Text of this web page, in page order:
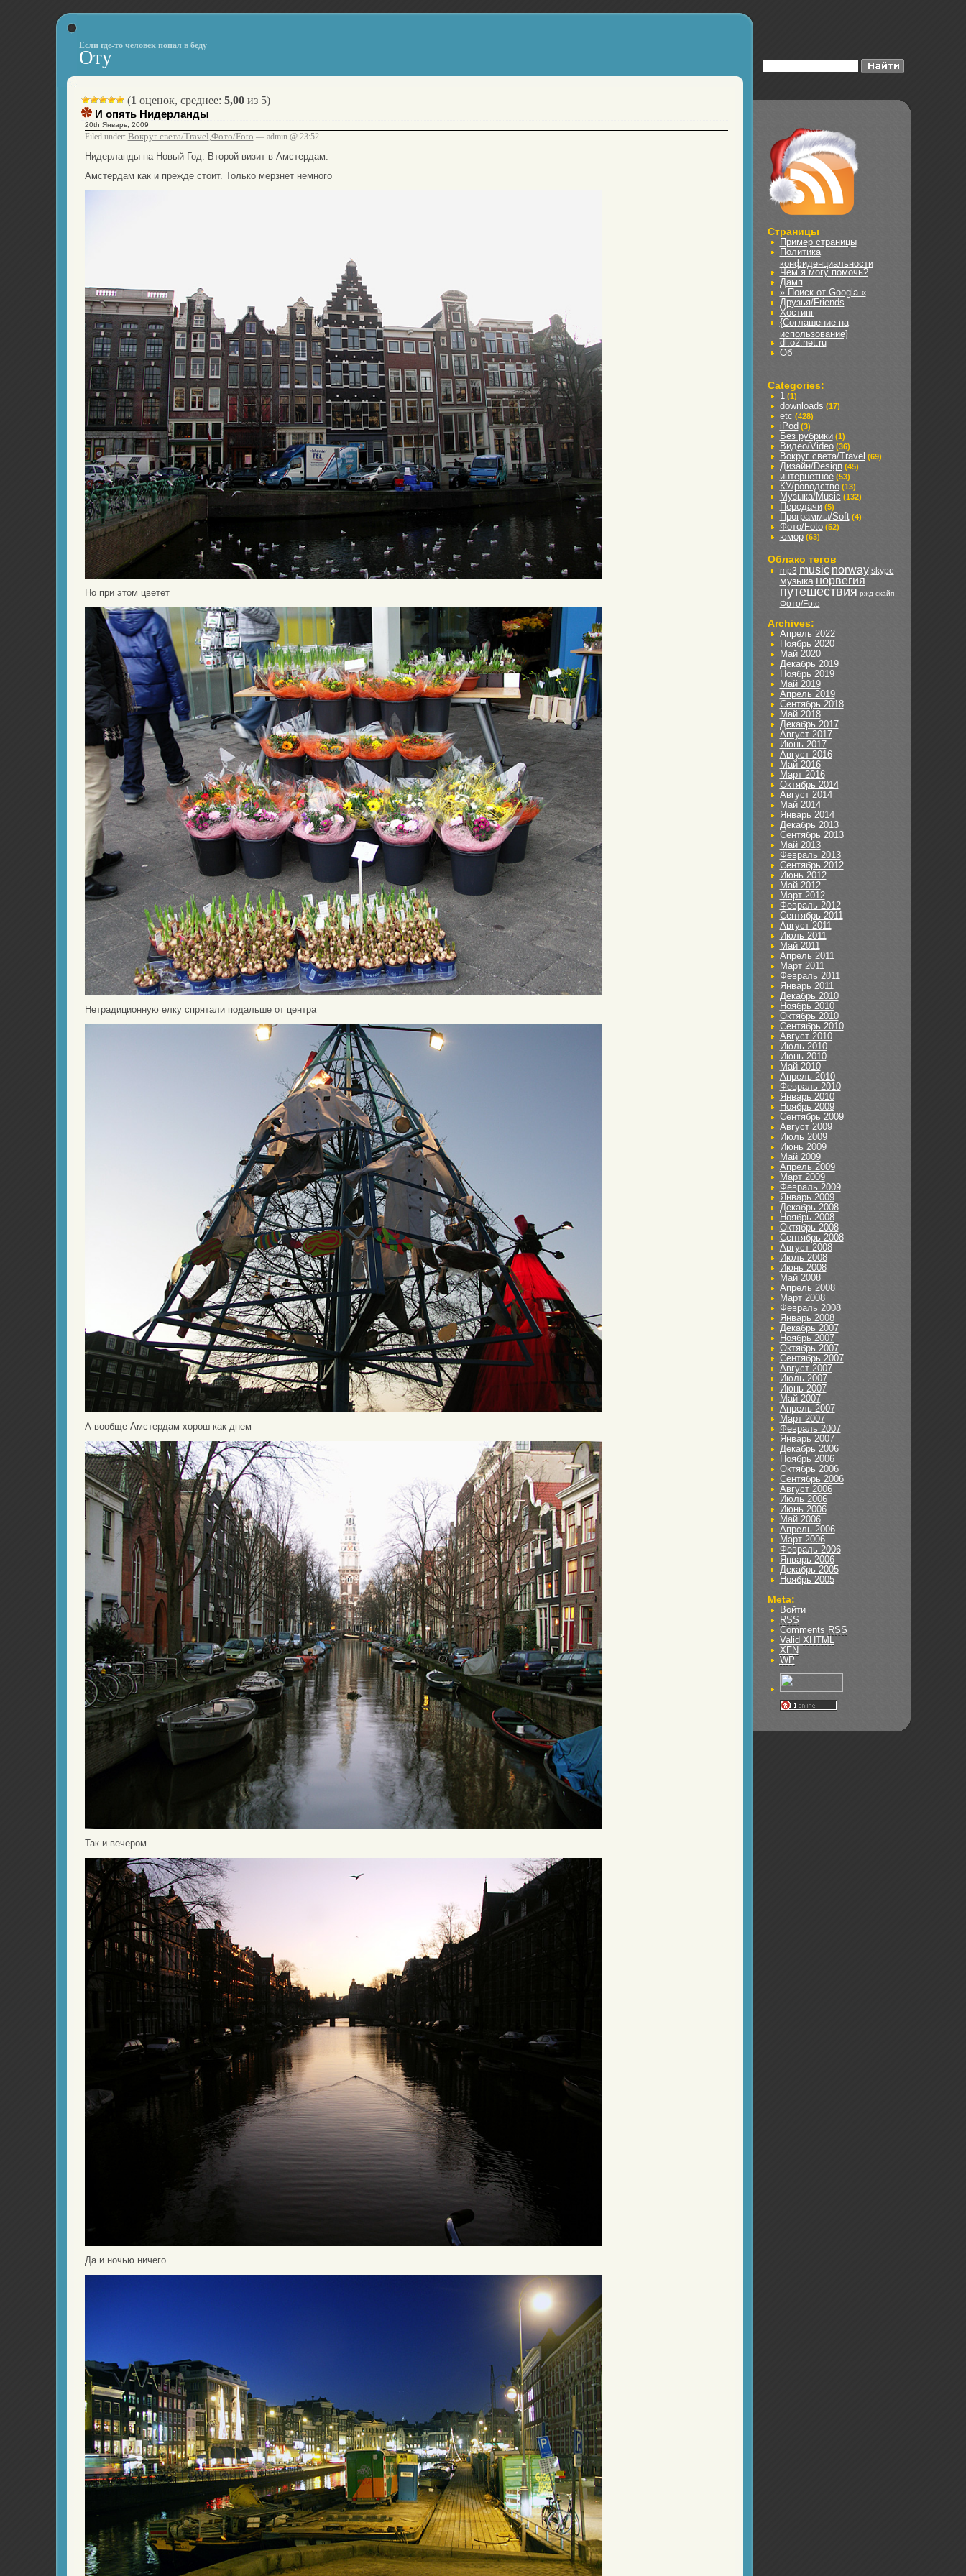
Если где-то человек попал в беду
Оту
(1 оценок, среднее: 5,00из 5)
И опять Нидерланды
20th Январь, 2009
Filed under: Вокруг света/Travel,Фото/Foto — admin @ 23:52
Нидерланды на Новый Год. Второй визит в Амстердам.
Амстердам как и прежде стоит. Только мерзнет немного
Но при этом цветет
Нетрадиционную елку спрятали подальше от центра
А вообще Амстердам хорош как днем
Так и вечером
Да и ночью ничего
Страницы
Пример страницы
Политика
конфиденциальности
Чем я могу помочь?
Дамп
» Поиск от Googla «
Друзья/Friends
Хостинг
{Соглашение на
использование}
dl.o2.net.ru
Об
Categories:
1 (1)
downloads (17)
etc (428)
iPod (3)
Без рубрики(1)
Видео/Video(36)
Вокруг света/Travel (69)
Дизайн/Design(45)
интернетное(53)
КУ/роводство(13)
Музыка/Music (132)
Передачи(5)
Программы/Soft(4)
Фото/Foto(52)
юмор(63)
Облако тегов
mp3 music norway skype
музыка норвегия
путешествия ржд скайп
Фото/Foto
Archives:
Апрель 2022
Ноябрь 2020
Май 2020
Декабрь 2019
Ноябрь 2019
Май 2019
Апрель 2019
Сентябрь 2018
Май 2018
Декабрь 2017
Август 2017
Июнь 2017
Август 2016
Май 2016
Март 2016
Октябрь 2014
Август 2014
Май 2014
Январь 2014
Декабрь 2013
Сентябрь 2013
Май 2013
Февраль 2013
Сентябрь 2012
Июнь 2012
Май 2012
Март 2012
Февраль 2012
Сентябрь 2011
Август 2011
Июль 2011
Май 2011
Апрель 2011
Март 2011
Февраль 2011
Январь 2011
Декабрь 2010
Ноябрь 2010
Октябрь 2010
Сентябрь 2010
Август 2010
Июль 2010
Июнь 2010
Май 2010
Апрель 2010
Февраль 2010
Январь 2010
Ноябрь 2009
Сентябрь 2009
Август 2009
Июль 2009
Июнь 2009
Май 2009
Апрель 2009
Март 2009
Февраль 2009
Январь 2009
Декабрь 2008
Ноябрь 2008
Октябрь 2008
Сентябрь 2008
Август 2008
Июль 2008
Июнь 2008
Май 2008
Апрель 2008
Март 2008
Февраль 2008
Январь 2008
Декабрь 2007
Ноябрь 2007
Октябрь 2007
Сентябрь 2007
Август 2007
Июль 2007
Июнь 2007
Май 2007
Апрель 2007
Март 2007
Февраль 2007
Январь 2007
Декабрь 2006
Ноябрь 2006
Октябрь 2006
Сентябрь 2006
Август 2006
Июль 2006
Июнь 2006
Май 2006
Апрель 2006
Март 2006
Февраль 2006
Январь 2006
Декабрь 2005
Ноябрь 2005
Meta:
Войти
RSS
Comments RSS
Valid XHTML
XFN
WP